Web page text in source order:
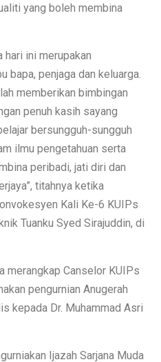
yang boleh membina
hari ini merupakan
bapa, penjaga dan keluarga.
memberikan bimbingan
penuh kasih sayang
bersungguh-sungguh
ilmu pengetahuan serta
peribadi, jati diri dan
titahnya ketika
Kali Ke-6 KUIPs
Tuanku Syed Sirajuddin, di
merangkap Canselor KUIPs
pengurnian Anugerah
kepada Dr. Muhammad Asri
Ijazah Sarjana Muda